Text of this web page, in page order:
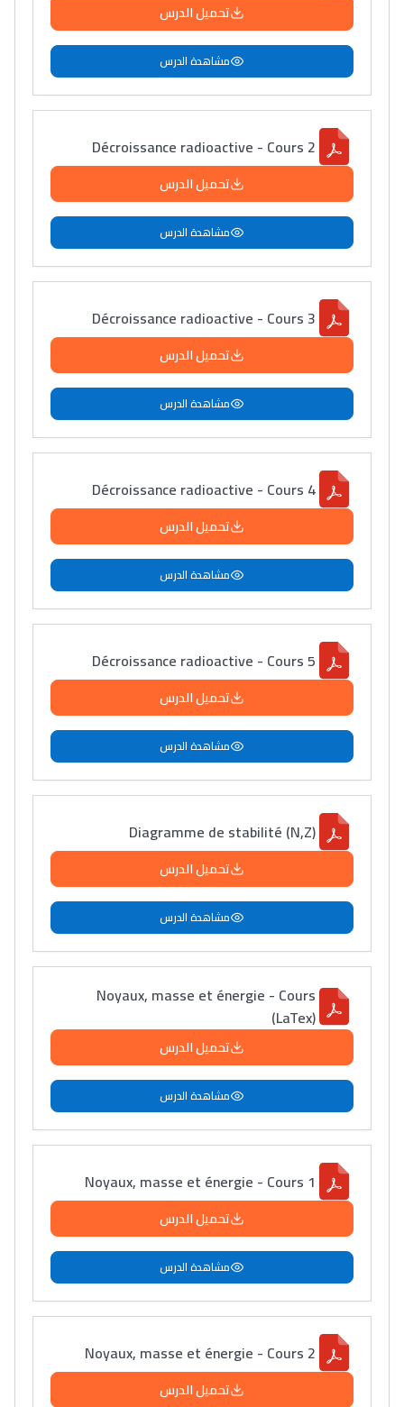
Lycée Maroc
تحميل الدرس
مشاهدة الدرس
Décroissance radioactive - Cours 2
تحميل الدرس
مشاهدة الدرس
Décroissance radioactive - Cours 3
تحميل الدرس
مشاهدة الدرس
Décroissance radioactive - Cours 4
تحميل الدرس
مشاهدة الدرس
Décroissance radioactive - Cours 5
تحميل الدرس
مشاهدة الدرس
Diagramme de stabilité (N,Z)
تحميل الدرس
مشاهدة الدرس
Noyaux, masse et énergie - Cours
(LaTex)
تحميل الدرس
مشاهدة الدرس
Noyaux, masse et énergie - Cours 1
تحميل الدرس
مشاهدة الدرس
Noyaux, masse et énergie - Cours 2
تحميل الدرس